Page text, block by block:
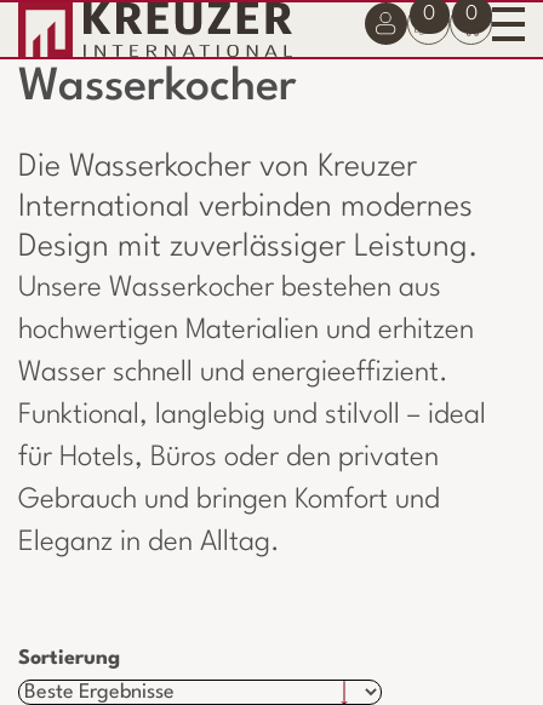
0 0
Wasserkocher
Die Wasserkocher von Kreuzer
International verbinden modernes
Design mit zuverlässiger Leistung.
Unsere Wasserkocher bestehen aus
hochwertigen Materialien und erhitzen
Wasser schnell und energieeffizient.
Funktional, langlebig und stilvoll – ideal
für Hotels, Büros oder den privaten
Gebrauch und bringen Komfort und
Eleganz in den Alltag.
Sortierung